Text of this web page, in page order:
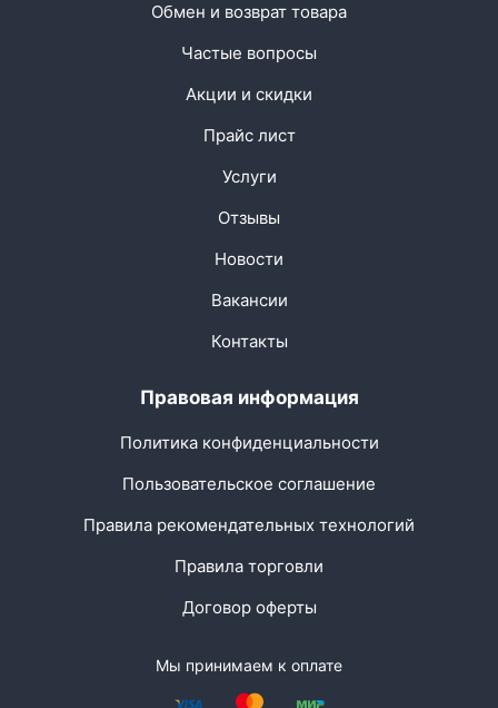
Обмен и возврат товара
Частые вопросы
Акции и скидки
Прайс лист
Услуги
Отзывы
Новости
Вакансии
Контакты
Правовая информация
Политика конфиденциальности
Пользовательское соглашение
Правила рекомендательных технологий
Правила торговли
Договор оферты
Мы принимаем к оплате